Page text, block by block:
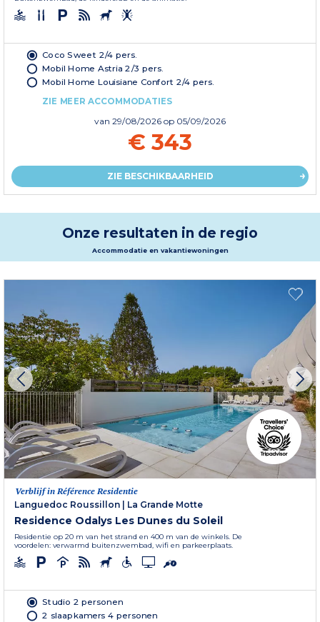
Coco Sweet 2/4 pers.
Mobil Home Astria 2/3 pers.
Mobil Home Louisiane Confort 2/4 pers.
ZIE MEER ACCOMMODATIES
van 29/08/2026 op 05/09/2026
€ 343
ZIE BESCHIKBAARHEID
Onze resultaten in de regio
Accommodatie en vakantiewoningen
Verblijf in Référence Residentie
Languedoc Roussillon
La Grande Motte
Residence Odalys Les Dunes du Soleil
Residentie op 20 m van het strand en 400 m van de winkels. De
voordelen: verwarmd buitenzwembad, wifi en parkeerplaats.
Studio 2 personen
2 slaapkamers 4 personen